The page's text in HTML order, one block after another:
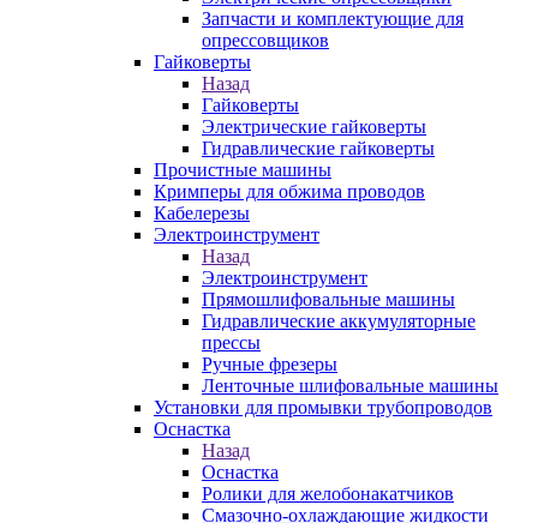
Запчасти и комплектующие для
опрессовщиков
Гайковерты
Назад
Гайковерты
Электрические гайковерты
Гидравлические гайковерты
Прочистные машины
Кримперы для обжима проводов
Кабелерезы
Электроинструмент
Назад
Электроинструмент
Прямошлифовальные машины
Гидравлические аккумуляторные
прессы
Ручные фрезеры
Ленточные шлифовальные машины
Установки для промывки трубопроводов
Оснастка
Назад
Оснастка
Ролики для желобонакатчиков
Смазочно-охлаждающие жидкости